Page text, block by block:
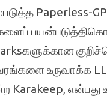
Paperless-
உருவாக்க
Karakeep, என்பது